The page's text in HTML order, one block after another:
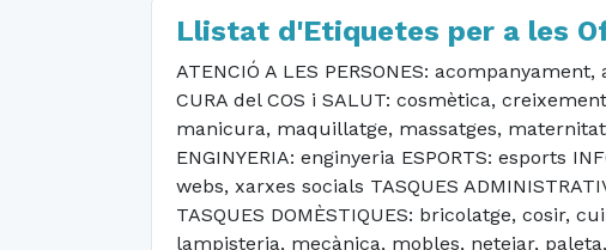
Llistat d'Etiquetes per a les
ATENCIÓ A LES PERSONES:
CURA del COS i SALUT: cosmètica,
manicura, maquillatge, massatges,
ENGINYERIA: enginyeria ESPORTS: esports
webs, xarxes socials TASQUES
TASQUES DOMÈSTIQUES: bricolatge,
lampisteria, mecànica, mobles, netejar,